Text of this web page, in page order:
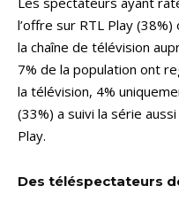
l’offre sur RTL Play
la chaîne de télévision
7% de la population ont
la télévision, 4%
(33%) a suivi la série
Play.
Des téléspectateurs